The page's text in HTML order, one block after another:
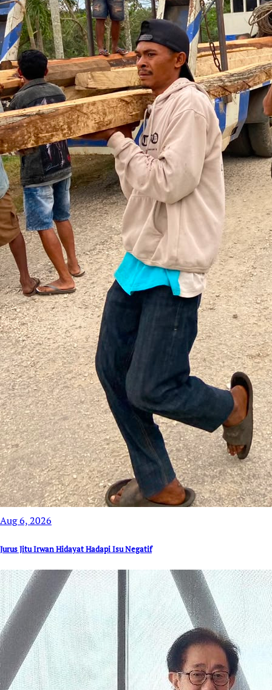
Aug 6, 2026
Jurus Jitu Irwan Hidayat Hadapi Isu Negatif